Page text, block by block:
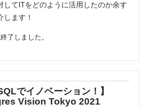
してITをどのように活用したのか余す
します！
了しました。
でイノベーション！】
Vision Tokyo 2021